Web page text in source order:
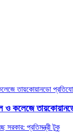
ও কলেজে